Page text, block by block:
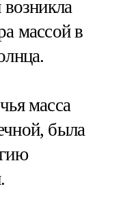
возникла
массой в
масса
была